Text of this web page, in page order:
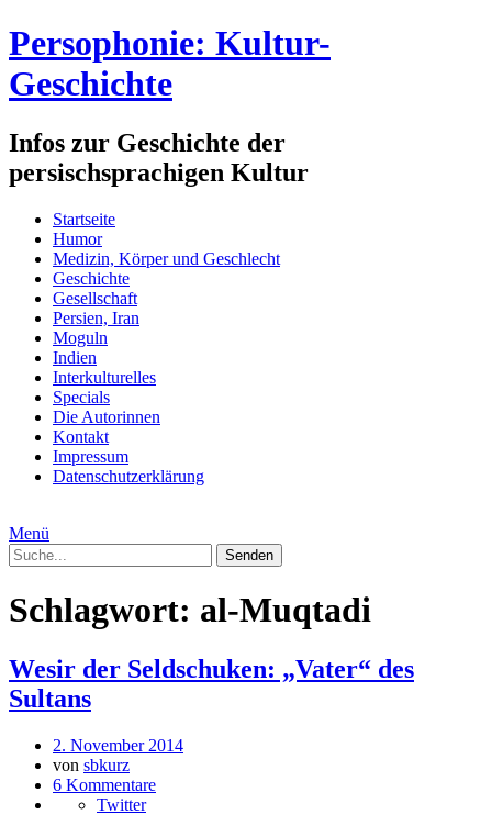
Persophonie: Kultur-
Geschichte
Infos zur Geschichte der
persischsprachigen Kultur
Startseite
Humor
Medizin, Körper und Geschlecht
Geschichte
Gesellschaft
Persien, Iran
Moguln
Indien
Interkulturelles
Specials
Die Autorinnen
Kontakt
Impressum
Datenschutzerklärung
Menü
Schlagwort: al-Muqtadi
Wesir der Seldschuken: „Vater“ des
Sultans
2. November 2014
von sbkurz
6 Kommentare
Twitter